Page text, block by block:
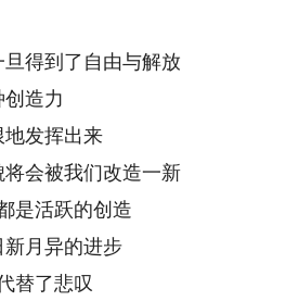
得到了自由与解放
创造力
地发挥出来
会被我们改造一新
是活跃的创造
月异的进步
替了悲叹